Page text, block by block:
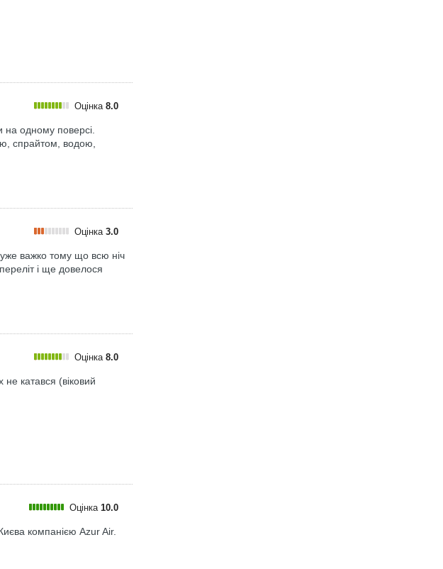
Оцінка 8.0
на одному поверсі.
спрайтом, водою,
Оцінка 3.0
важко тому що всю ніч
і ще довелося
Оцінка 8.0
не катався (віковий
Оцінка 10.0
компанією Azur Air.